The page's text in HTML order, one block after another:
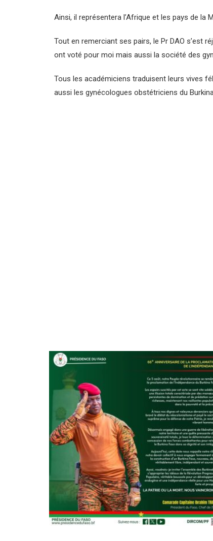
Ainsi, il représentera l’Afrique et les pays de la
Tout en remerciant ses pairs, le Pr DAO s’est
ont voté pour moi mais aussi la société des
Tous les académiciens traduisent leurs vives
aussi les gynécologues obstétriciens du